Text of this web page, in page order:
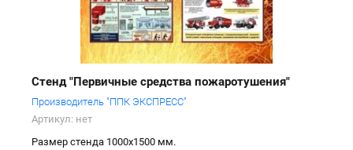
Стенд "Первичные средства пожаротушения"
Производитель "ППК ЭКСПРЕСС"
Артикул: нет
Размер стенда 1000х1500 мм.